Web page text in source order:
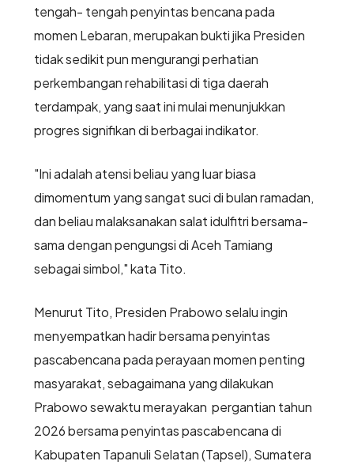
tengah- tengah penyintas bencana pada
momen Lebaran, merupakan bukti jika Presiden
tidak sedikit pun mengurangi perhatian
perkembangan rehabilitasi di tiga daerah
terdampak, yang saat ini mulai menunjukkan
progres signifikan di berbagai indikator.
"Ini adalah atensi beliau yang luar biasa
dimomentum yang sangat suci di bulan ramadan,
dan beliau malaksanakan salat idulfitri bersama-
sama dengan pengungsi di Aceh Tamiang
sebagai simbol," kata Tito.
Menurut Tito, Presiden Prabowo selalu ingin
menyempatkan hadir bersama penyintas
pascabencana pada perayaan momen penting
masyarakat, sebagaimana yang dilakukan
Prabowo sewaktu merayakan pergantian tahun
2026 bersama penyintas pascabencana di
Kabupaten Tapanuli Selatan (Tapsel), Sumatera